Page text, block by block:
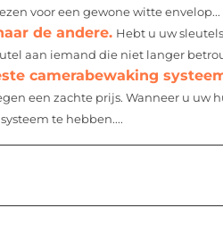
voor een gewone witte envelop...
de andere. Hebt u uw
aan iemand die niet langer
camerabewaking
een zachte prijs. Wanneer u uw
te hebben....